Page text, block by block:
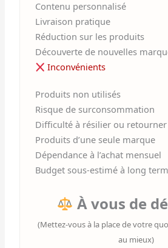
Contenu personnalisé
Livraison pratique
Réduction sur les produits
Découverte de nouvelles
Inconvénients
Produits non utilisés
Risque de surconsommation
Difficulté à résilier ou retourner
Produits d’une seule marque
Dépendance à l’achat mensuel
Budget sous-estimé à long
À vous de
(Mettez-vous à la place de votre
au mieux)